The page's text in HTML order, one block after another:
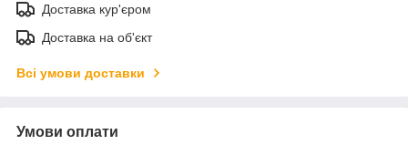
Доставка кур'єром
Доставка на об'єкт
Всі умови доставки
Умови оплати